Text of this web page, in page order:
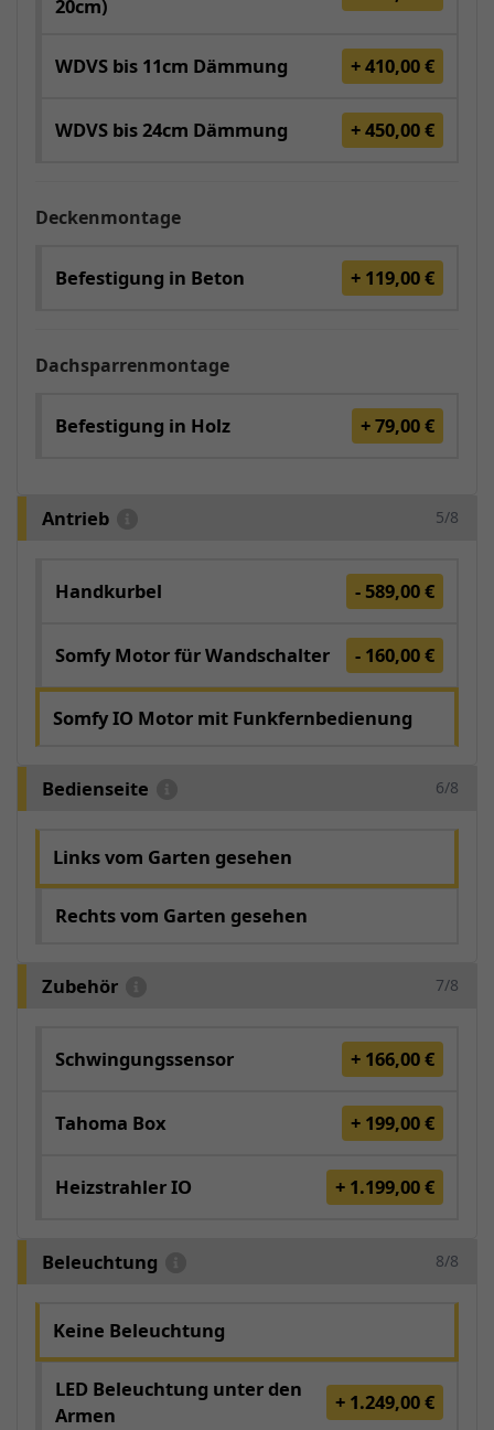
20cm)
WDVS bis 11cm Dämmung + 410,00 €
WDVS bis 24cm Dämmung + 450,00 €
Deckenmontage
Befestigung in Beton + 119,00 €
Dachsparrenmontage
Befestigung in Holz + 79,00 €
Antrieb 5/8
Handkurbel - 589,00 €
Somfy Motor für Wandschalter - 160,00 €
Somfy IO Motor mit Funkfernbedienung
Bedienseite 6/8
Links vom Garten gesehen
Rechts vom Garten gesehen
Zubehör 7/8
Schwingungssensor + 166,00 €
Tahoma Box + 199,00 €
Heizstrahler IO + 1.199,00 €
Beleuchtung 8/8
Keine Beleuchtung
LED Beleuchtung unter den
Armen
+ 1.249,00 €